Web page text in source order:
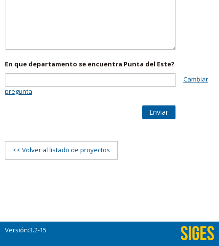
En que departamento se encuentra Punta del Este?
Cambiar
pregunta
Enviar
<< Volver al listado de proyectos
Versión:3.2-15